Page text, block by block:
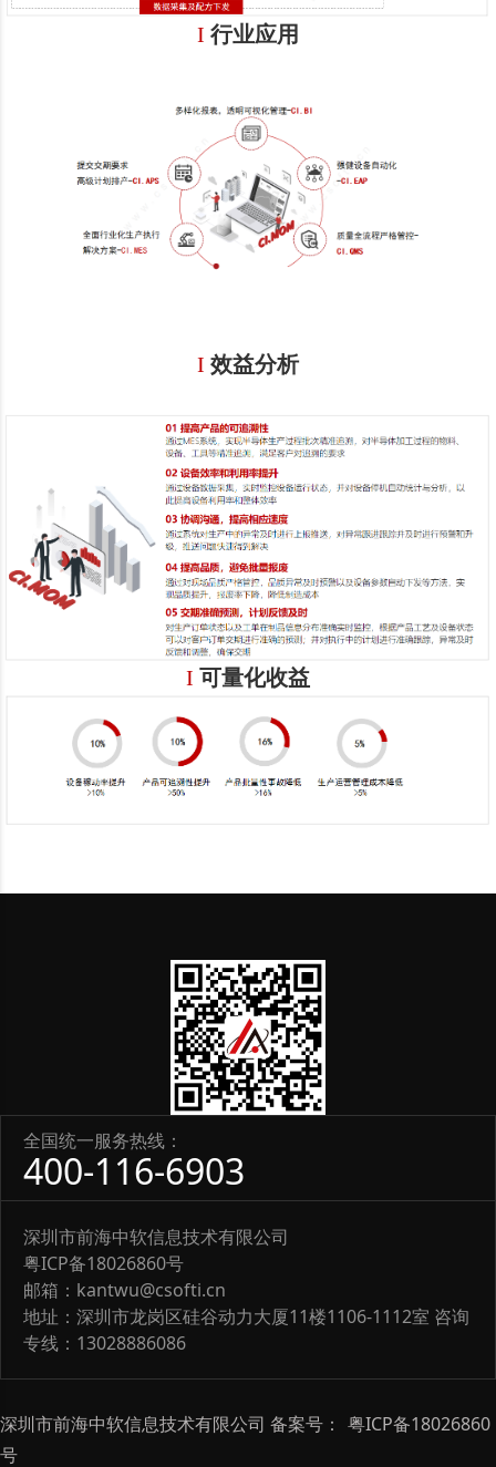
I 行业应用
I 效益分析
I 可量化收益
全国统一服务热线：
400-116-6903
深圳市前海中软信息技术有限公司
粤ICP备18026860号
邮箱：kantwu@csofti.cn
地址：深圳市龙岗区硅谷动力大厦11楼1106-1112室 咨询
专线：13028886086
深圳市前海中软信息技术有限公司 备案号： 粤ICP备18026860
号